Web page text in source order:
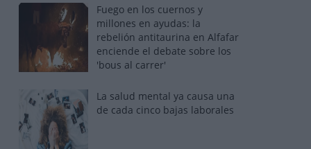
Fuego en los cuernos y
millones en ayudas: la
rebelión antitaurina en Alfafar
enciende el debate sobre los
'bous al carrer'
La salud mental ya causa una
de cada cinco bajas laborales